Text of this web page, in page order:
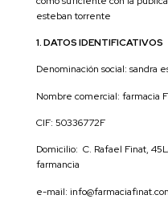
esteban torrente
1. DATOS IDENTIFICATIVOS
Denominación social: sandra
Nombre comercial: farmacia
CIF: 50336772F
Domicilio: C. Rafael Finat,
farmancia
e-mail: